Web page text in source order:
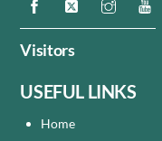
Visitors
USEFUL LINKS
Home